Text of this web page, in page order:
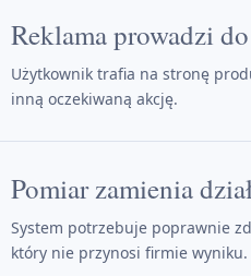
Reklama prowadzi
Użytkownik trafia na stronę
inną oczekiwaną akcję.
Pomiar zamienia
System potrzebuje poprawnie
który nie przynosi firmie wyniku.